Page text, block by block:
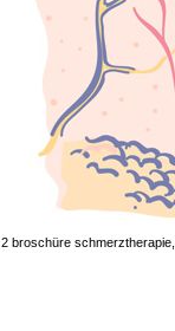
2 broschüre